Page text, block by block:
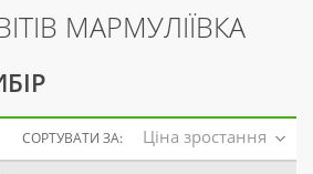
МАРМУЛІЇВКА
СОРТУВАТИ ЗА: Ціна зростання